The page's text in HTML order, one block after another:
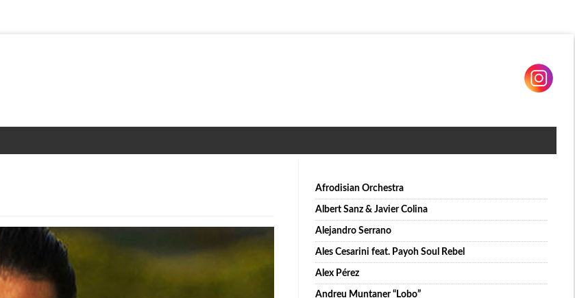
Afrodisian Orchestra
Albert Sanz & Javier Colina
Alejandro Serrano
Ales Cesarini feat. Payoh Soul Rebel
Alex Pérez
Andreu Muntaner “Lobo”